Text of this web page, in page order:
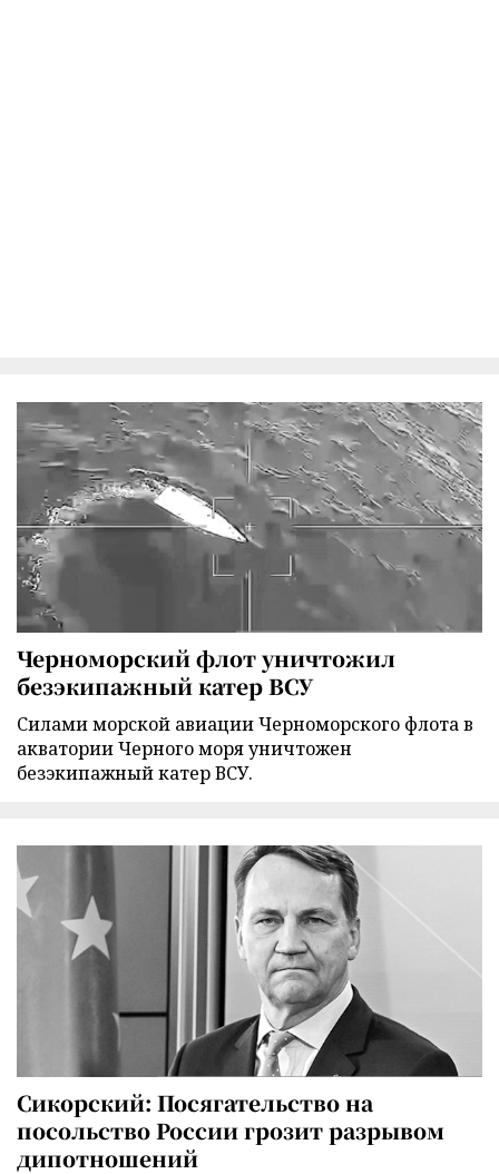
Черноморский флот уничтожил
безэкипажный катер ВСУ
Силами морской авиации Черноморского флота в
акватории Черного моря уничтожен
безэкипажный катер ВСУ.
Сикорский: Посягательство на
посольство России грозит разрывом
дипотношений